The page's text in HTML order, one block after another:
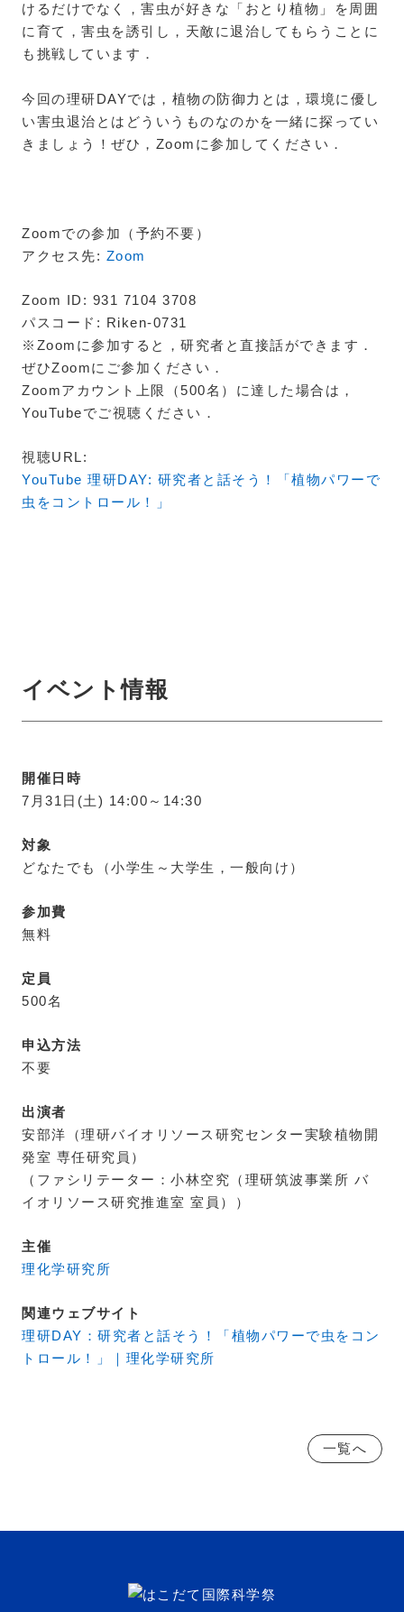
けるだけでなく，害虫が好きな「おとり植物」を周囲
に育て，害虫を誘引し，天敵に退治してもらうことに
も挑戦しています．
今回の理研DAYでは，植物の防御力とは，環境に優し
い害虫退治とはどういうものなのかを一緒に探ってい
きましょう！ぜひ，Zoomに参加してください．
Zoomでの参加（予約不要）
アクセス先: Zoom
Zoom ID: 931 7104 3708
パスコード: Riken-0731
※Zoomに参加すると，研究者と直接話ができます．
ぜひZoomにご参加ください．
Zoomアカウント上限（500名）に達した場合は，
YouTubeでご視聴ください．
視聴URL:
YouTube 理研DAY: 研究者と話そう！「植物パワーで
虫をコントロール！」
イベント情報
開催日時
7月31日(土) 14:00～14:30
対象
どなたでも（小学生～大学生，一般向け）
参加費
無料
定員
500名
申込方法
不要
出演者
安部洋（理研バイオリソース研究センター実験植物開
発室 専任研究員）
（ファシリテーター：小林空究（理研筑波事業所 バ
イオリソース研究推進室 室員））
主催
理化学研究所
関連ウェブサイト
理研DAY：研究者と話そう！「植物パワーで虫をコン
トロール！」｜理化学研究所
一覧へ